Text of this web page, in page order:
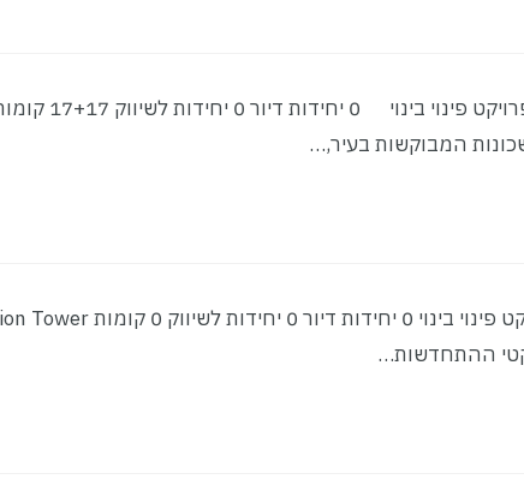
סטטוס: בתכנון הכרמל גלבוע | נתניה סטטוס: בתכנון פרויקט
המבוקשות בעיר,…